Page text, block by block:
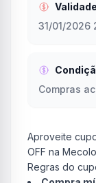
Validade
31/01/2026
Compras
Aproveite
OFF na
Regras do